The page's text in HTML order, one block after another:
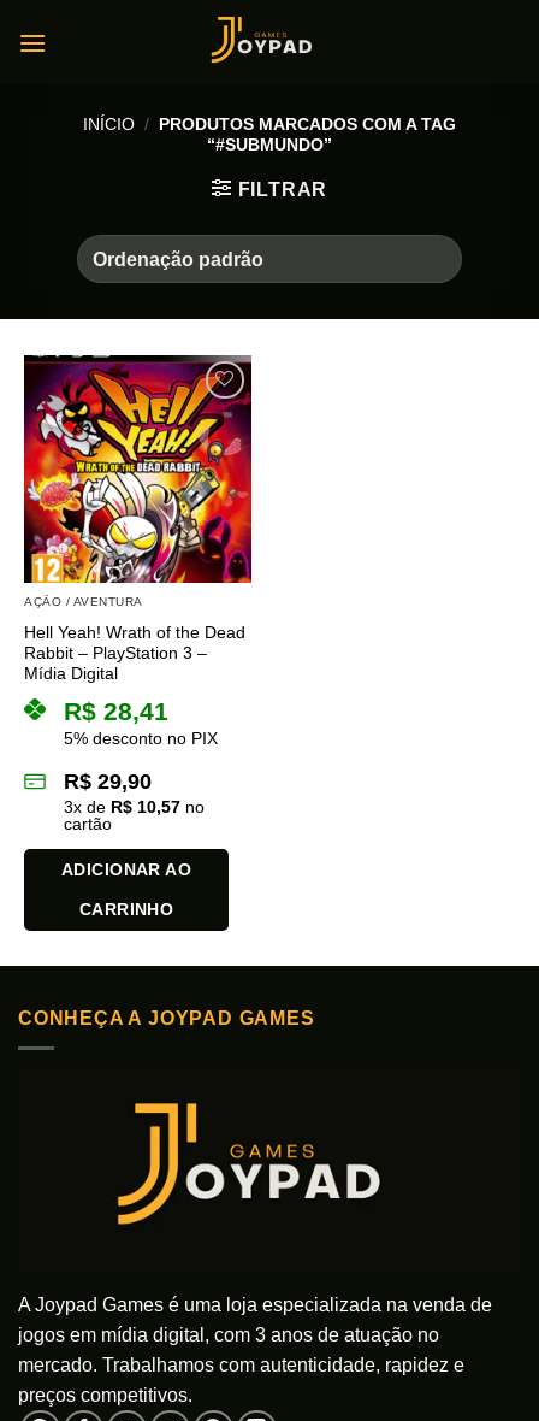
INÍCIO / PRODUTOS MARCADOS COM A TAG
“#SUBMUNDO”
FILTRAR
AÇÃO / AVENTURA
Hell Yeah! Wrath of the Dead
Rabbit – PlayStation 3 –
Mídia Digital
R$ 28,41
5% desconto no PIX
R$ 29,90
3x de R$ 10,57 no
cartão
ADICIONAR AO
CARRINHO
CONHEÇA A JOYPAD GAMES
A Joypad Games é uma loja especializada na venda de
jogos em mídia digital, com 3 anos de atuação no
mercado. Trabalhamos com autenticidade, rapidez e
preços competitivos.